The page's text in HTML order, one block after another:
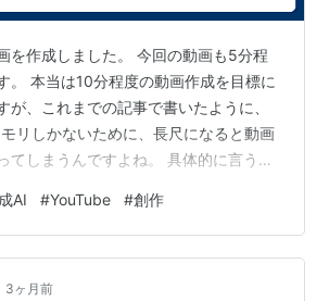
を作成しました。 今回の動画も5分程
。 本当は10分程度の動画作成を目標に
が、これまでの記事で書いたように、
リしかないために、長尺になると動画
てしまうんですよね。 具体的に言う
の確認がしづらくなってしまうので
音声波形に合わせるので大きくズレる
が） プレビュー画面の解像度を下げた
を部分的にレンダリングしたりなどの
AI #YouTube #創作
3ヶ月前